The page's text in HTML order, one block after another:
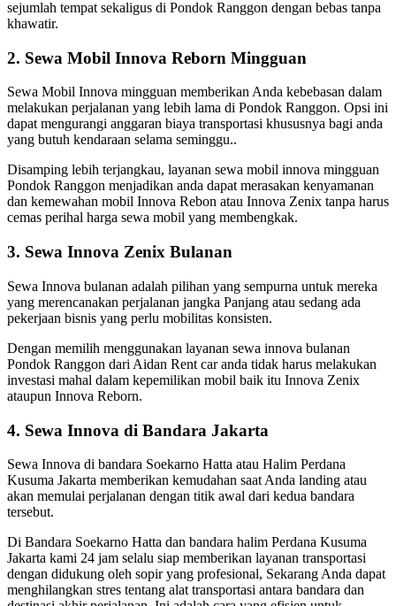
sejumlah tempat sekaligus di Pondok Ranggon dengan bebas tanpa
khawatir.
2. Sewa Mobil Innova Reborn Mingguan
Sewa Mobil Innova mingguan memberikan Anda kebebasan dalam
melakukan perjalanan yang lebih lama di Pondok Ranggon. Opsi ini
dapat mengurangi anggaran biaya transportasi khususnya bagi anda
yang butuh kendaraan selama seminggu..
Disamping lebih terjangkau, layanan sewa mobil innova mingguan
Pondok Ranggon menjadikan anda dapat merasakan kenyamanan
dan kemewahan mobil Innova Rebon atau Innova Zenix tanpa harus
cemas perihal harga sewa mobil yang membengkak.
3. Sewa Innova Zenix Bulanan
Sewa Innova bulanan adalah pilihan yang sempurna untuk mereka
yang merencanakan perjalanan jangka Panjang atau sedang ada
pekerjaan bisnis yang perlu mobilitas konsisten.
Dengan memilih menggunakan layanan sewa innova bulanan
Pondok Ranggon dari Aidan Rent car anda tidak harus melakukan
investasi mahal dalam kepemilikan mobil baik itu Innova Zenix
ataupun Innova Reborn.
4. Sewa Innova di Bandara Jakarta
Sewa Innova di bandara Soekarno Hatta atau Halim Perdana
Kusuma Jakarta memberikan kemudahan saat Anda landing atau
akan memulai perjalanan dengan titik awal dari kedua bandara
tersebut.
Di Bandara Soekarno Hatta dan bandara halim Perdana Kusuma
Jakarta kami 24 jam selalu siap memberikan layanan transportasi
dengan didukung oleh sopir yang profesional, Sekarang Anda dapat
menghilangkan stres tentang alat transportasi antara bandara dan